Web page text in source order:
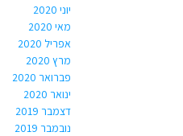
יוני 2020
מאי 2020
אפריל 2020
מרץ 2020
פברואר 2020
ינואר 2020
דצמבר 2019
נובמבר 2019